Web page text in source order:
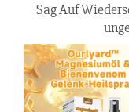
Sag Auf